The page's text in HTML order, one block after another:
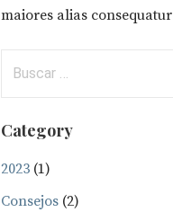
maiores alias consequatur
Category
2023(1)
Consejos(2)